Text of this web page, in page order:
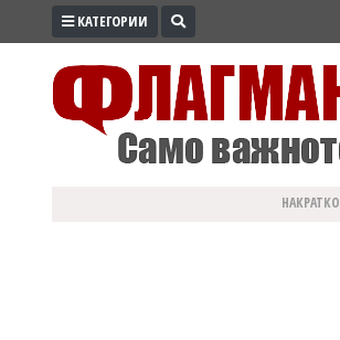
ПРОМО
КАТЕГОРИИ
НАКРАТКО